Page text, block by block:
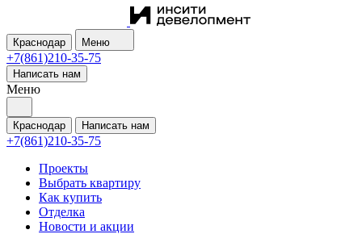
Краснодар Меню
+7(861)210-35-75
Написать нам
Меню
Краснодар Написать нам
+7(861)210-35-75
Проекты
Выбрать квартиру
Как купить
Отделка
Новости и акции